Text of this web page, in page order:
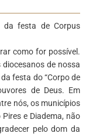
da festa de Corpus
como for possível.
de nossa
festa do “Corpo de
de Deus. Em
nós, os municípios
e Diadema, não
pelo dom da